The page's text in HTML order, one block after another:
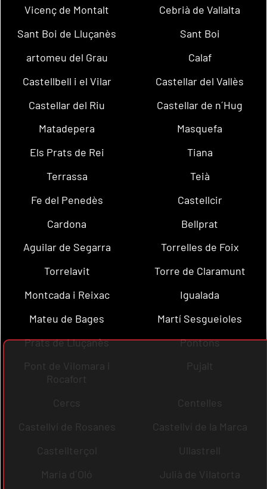
Vicenç de Montalt
Cebrià de Vallalta
Sant Boi de Lluçanès
Sant Boi
artomeu del Grau
Calaf
Castellbell i el Vilar
Castellar del Vallès
Castellar del Riu
Castellar de n´Hug
Matadepera
Masquefa
Els Prats de Rei
Tiana
Terrassa
Teià
Fe del Penedès
Castellcir
Cardona
Bellprat
Aguilar de Segarra
Torrelles de Foix
Torrelavit
Torre de Claramunt
Montcada i Reixac
Igualada
Mateu de Bages
Martí Sesgueioles
Prats de Lluçanès
Pontons
Pont de Vilomara i
Rocafort
Pujalt
Cercs
Centelles
Castellví de Rosanes
Castellví de la Marca
Castellterçol
Ullastrell
Maria d´Oló
Julià de Vilatorta